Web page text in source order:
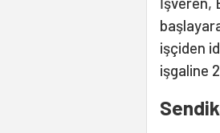
işçiden
işgaline